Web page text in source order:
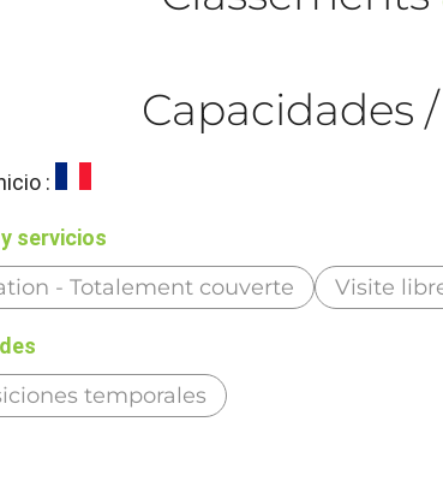
Capacidades
:
servicios
- Totalement couverte Visite
temporales